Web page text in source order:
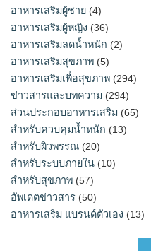
อาหารเสริมผู้ชาย (4)
อาหารเสริมผู้หญิง (36)
อาหารเสริมลดน้ำหนัก (2)
อาหารเสริมสุขภาพ (5)
อาหารเสริมเพื่อสุขภาพ (294)
ข่าวสารและบทความ (294)
ส่วนประกอบอาหารเสริม (65)
สำหรับควบคุมน้ำหนัก (13)
สำหรับผิวพรรณ (20)
สำหรับระบบภายใน (10)
สำหรับสุขภาพ (57)
อัพเดตข่าวสาร (50)
อาหารเสริม แบรนด์ตัวเอง (13)